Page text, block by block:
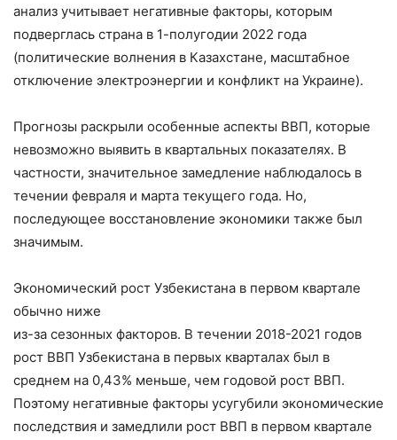
анализ учитывает негативные факторы, которым
подверглась страна в 1-полугодии 2022 года
(политические волнения в Казахстане, масштабное
отключение электроэнергии и конфликт на Украине).
Прогнозы раскрыли особенные аспекты ВВП, которые
невозможно выявить в квартальных показателях. В
частности, значительное замедление наблюдалось в
течении февраля и марта текущего года. Но,
последующее восстановление экономики также был
значимым.
Экономический рост Узбекистана в первом квартале
обычно ниже
из-за сезонных факторов. В течении 2018-2021 годов
рост ВВП Узбекистана в первых кварталах был в
среднем на 0,43% меньше, чем годовой рост ВВП.
Поэтому негативные факторы усугубили экономические
последствия и замедлили рост ВВП в первом квартале